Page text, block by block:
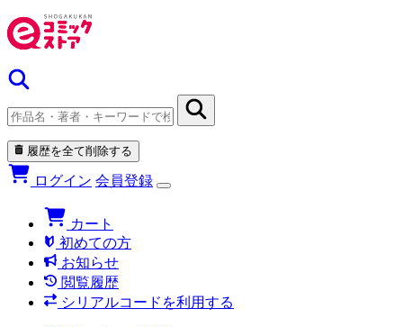
履歴を全て削除する
ログイン 会員登録
カート
初めての方
お知らせ
閲覧履歴
シリアルコードを利用する